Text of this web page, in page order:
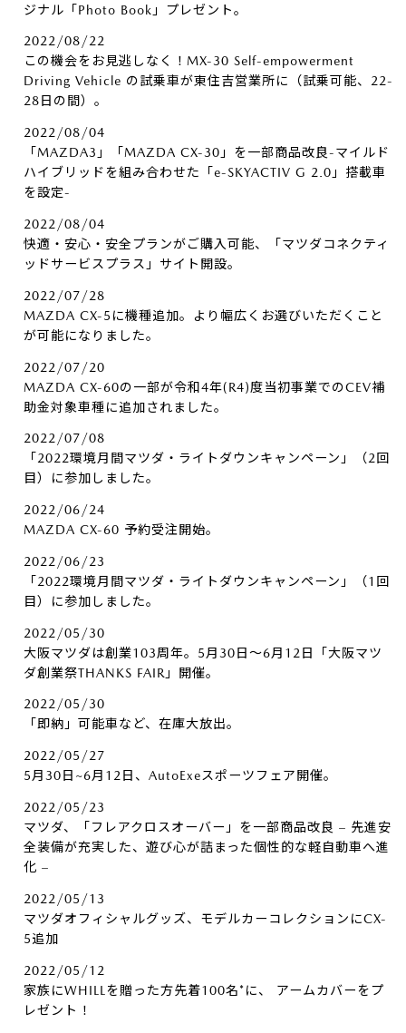
ジナル「Photo Book」プレゼント。
2022/08/22
この機会をお見逃しなく！MX-30 Self-empowerment
Driving Vehicle の試乗車が東住吉営業所に（試乗可能、22-
28日の間）。
2022/08/04
「MAZDA3」「MAZDA CX-30」を一部商品改良-マイルド
ハイブリッドを組み合わせた「e-SKYACTIV G 2.0」搭載車
を設定-
2022/08/04
快適・安心・安全プランがご購入可能、「マツダコネクティ
ッドサービスプラス」サイト開設。
2022/07/28
MAZDA CX-5に機種追加。より幅広くお選びいただくこと
が可能になりました。
2022/07/20
MAZDA CX-60の一部が令和4年(R4)度当初事業でのCEV補
助金対象車種に追加されました。
2022/07/08
「2022環境月間マツダ・ライトダウンキャンペーン」（2回
目）に参加しました。
2022/06/24
MAZDA CX-60 予約受注開始。
2022/06/23
「2022環境月間マツダ・ライトダウンキャンペーン」（1回
目）に参加しました。
2022/05/30
大阪マツダは創業103周年。5月30日～6月12日「大阪マツ
ダ創業祭THANKS FAIR」開催。
2022/05/30
「即納」可能車など、在庫大放出。
2022/05/27
5月30日~6月12日、AutoExeスポーツフェア開催。
2022/05/23
マツダ、「フレアクロスオーバー」を一部商品改良 – 先進安
全装備が充実した、遊び心が詰まった個性的な軽自動車へ進
化 –
2022/05/13
マツダオフィシャルグッズ、モデルカーコレクションにCX-
5追加
2022/05/12
家族にWHILLを贈った方先着100名*に、​ アームカバーをプ
レゼント！